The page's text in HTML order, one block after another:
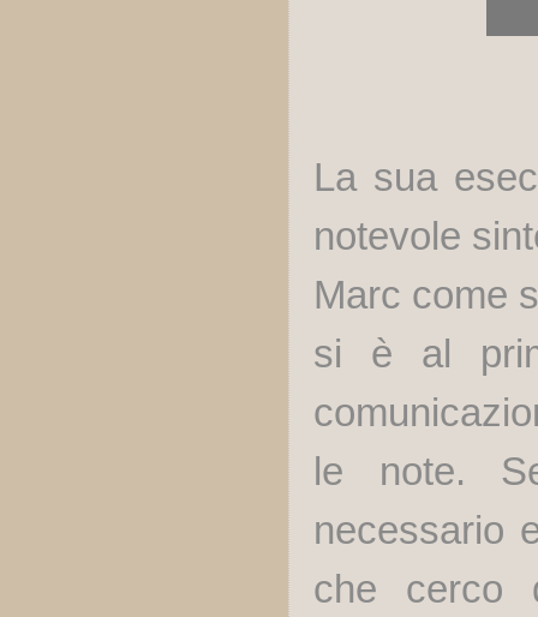
La sua
notevole
Marc come
si è al
le note.
necessario
che cerco